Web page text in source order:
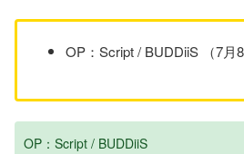
OP：Script / BUDDiiS （7月
OP：Script / BUDDiiS